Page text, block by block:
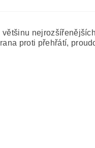
proti přehřátí,